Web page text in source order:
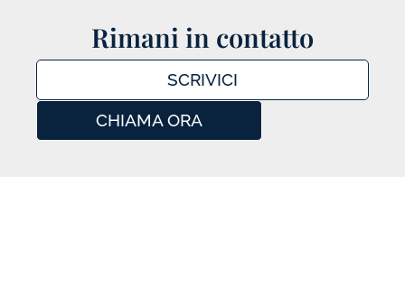
Rimani in contatto
CHIAMA ORA
SCRIVICI